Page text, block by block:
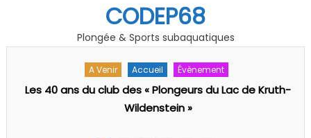
CODEP68
Plongée & Sports subaquatiques
A Venir Accueil Actualités
Rencontre Régionale « Jeunes » Grand EST FFESSM